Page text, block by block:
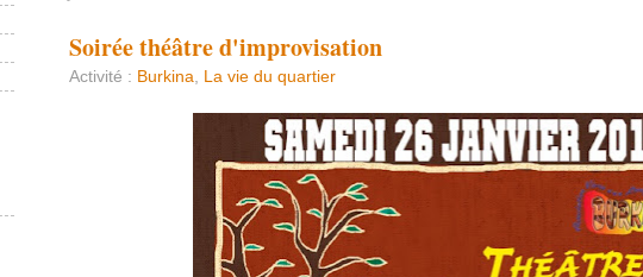
Soirée théâtre d'improvisation
Activité : Burkina La vie du quartier